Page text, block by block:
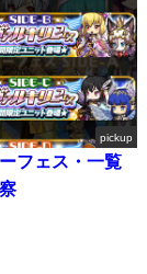
pickup
フェス・一覧